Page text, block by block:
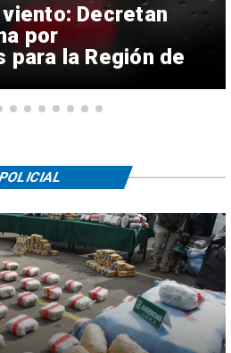
Decretan
por
la Región de